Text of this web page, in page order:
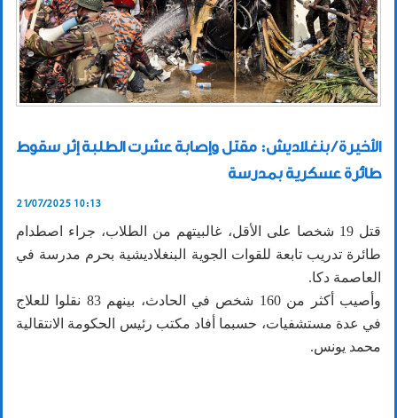
الأخيرة / بنغلاديش: مقتل وإصابة عشرت الطلبة إثر سقوط
طائرة عسكرية بمدرسة
21/07/2025 10:13
قتل 19 شخصا على الأقل، غالبيتهم من الطلاب، جراء اصطدام
طائرة تدريب تابعة للقوات الجوية البنغلاديشية بحرم مدرسة في
العاصمة دكا.
وأصيب أكثر من 160 شخص في الحادث، بينهم 83 نقلوا للعلاج
في عدة مستشفيات، حسبما أفاد مكتب رئيس الحكومة الانتقالية
محمد يونس.